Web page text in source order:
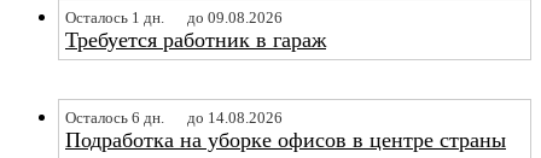
Осталось 1 дн. до 09.08.2026
Требуется работник в гараж
Осталось 6 дн. до 14.08.2026
Подработка на уборке офисов в центре страны